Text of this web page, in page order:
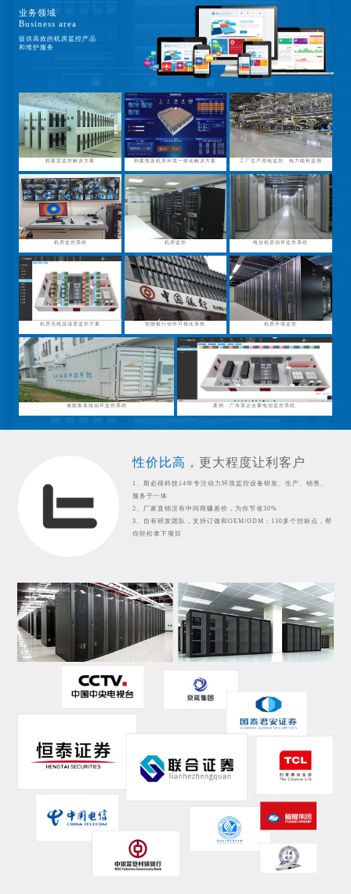
业务领域
Business area
提供高效的机房监控产品
和维护服务
档案室监控解决方案 档案馆及机房环境一体化解决方案 工厂生产用电监控、电力能耗监测
机房监控系统 机房监控 电信机房动环监控系统
机房无线温湿度监控方案 智能银行动环可视化系统 机房环境监控
储能集装箱动环监控系统 案例：广东某企业蓄电池监控系统
性价比高， 更大程度让利客户
1、斯必得科技14年专注动力环境监控设备研发、生产、销售、
服务于一体
2、厂家直销没有中间商赚差价，为你节省30%
3、自有研发团队，支持订做和OEM/ODM；130多个控标点，帮
你轻松拿下项目